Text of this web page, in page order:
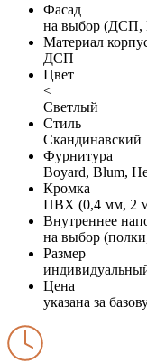
Фасад
на выбор
Материал
ДСП
Цвет
<
Светлый
Стиль
Скандинавский
Фурнитура
Boyard, Blum,
Кромка
ПВХ (0,4 мм, 2
Внутреннее
на выбор
Размер
Цена
указана за